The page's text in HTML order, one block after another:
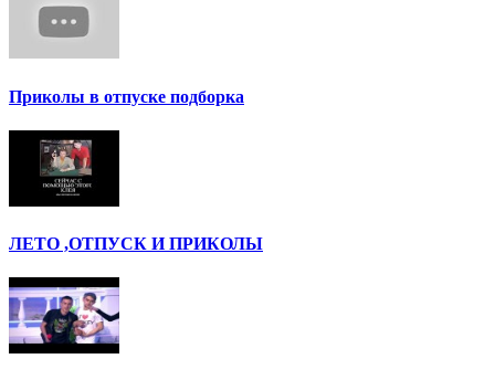
Приколы в отпуске подборка
ЛЕТО ,ОТПУСК И ПРИКОЛЫ